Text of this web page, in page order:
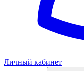
Личный кабинет